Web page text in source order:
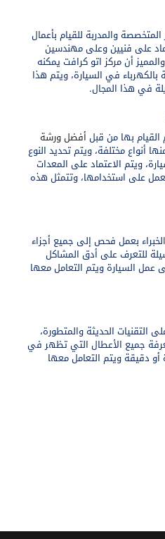
والمدربة للقيام بأعمال
على فنيين وعلى مهندسين
أن مركز اتو كرافت يمكنه
في السيارة، ويتم هذا
في هذا المجال.
بها من قبل أفضل ورشة
أنواع مختلفة، ويتم تحديد النوع
ويتم الاعتماد على المعدات
على استخدامها، وتتمثل هذه
بعمل فحص إلى جميع أجزاء
للتعرف على أدق المشاكل
عمل السيارة ويتم التعامل معها
التقنيات الحديثة والمتطورة،
جميع الأعطال التي تظهر في
دقيقة ويتم التعامل معها